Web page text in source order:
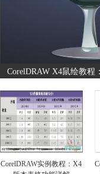
CorelDRAW X4鼠绘教程
CorelDRAW实例教程：X4